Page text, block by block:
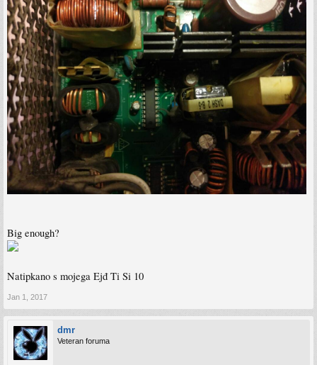
Big enough?
Natipkano s mojega Ejđ Ti Si 10
Jan 1, 2017
dmr
Veteran foruma